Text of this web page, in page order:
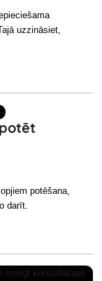
uzzināsiet,
potēšana,
darīt.